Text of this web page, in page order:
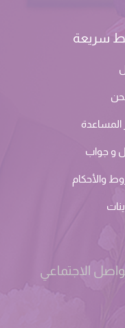
سريعة
المساعدة
و جواب
والأحكام
الاجتماعي